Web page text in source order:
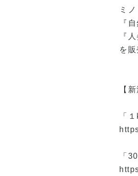
ミ
『
『
を
【
「
「